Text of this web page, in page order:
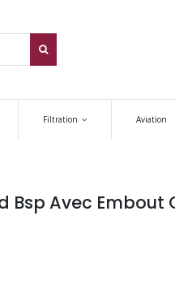
Filtration Aviation
Avec Embout